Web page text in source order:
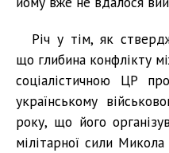
Річ у тім, як
що глибина конфлікту
соціалістичною ЦР
українському
року, що його
мілітарної сили